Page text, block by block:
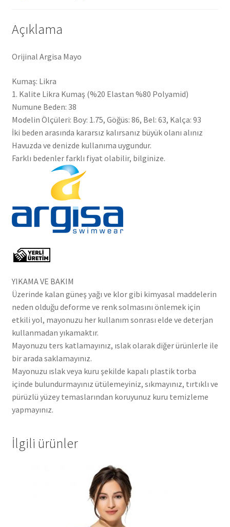
Açıklama
Orijinal Argisa Mayo
Kumaş: Likra
1. Kalite Likra Kumaş (%20 Elastan %80 Polyamid)
Numune Beden: 38
Modelin Ölçüleri: Boy: 1.75, Göğüs: 86, Bel: 63, Kalça: 93
İki beden arasında kararsız kalırsanız büyük olanı alınız
Havuzda ve denizde kullanıma uygundur.
Farklı bedenler farklı fiyat olabilir, bilginize.
YIKAMA VE BAKIM
Üzerinde kalan güneş yağı ve klor gibi kimyasal maddelerin
neden olduğu deforme ve renk solmasını önlemek için
etkili yol, mayonuzu her kullanım sonrası elde ve deterjan
kullanmadan yıkamaktır.
Mayonuzu ters katlamayınız, ıslak olarak diğer ürünlerle ile
bir arada saklamayınız.
Mayonuzu ıslak veya kuru şekilde kapalı plastik torba
içinde bulundurmayınız ütülemeyiniz, sıkmayınız, tırtıklı ve
pürüzlü yüzey temaslarından koruyunuz kuru temizleme
yapmayınız.
İlgili ürünler